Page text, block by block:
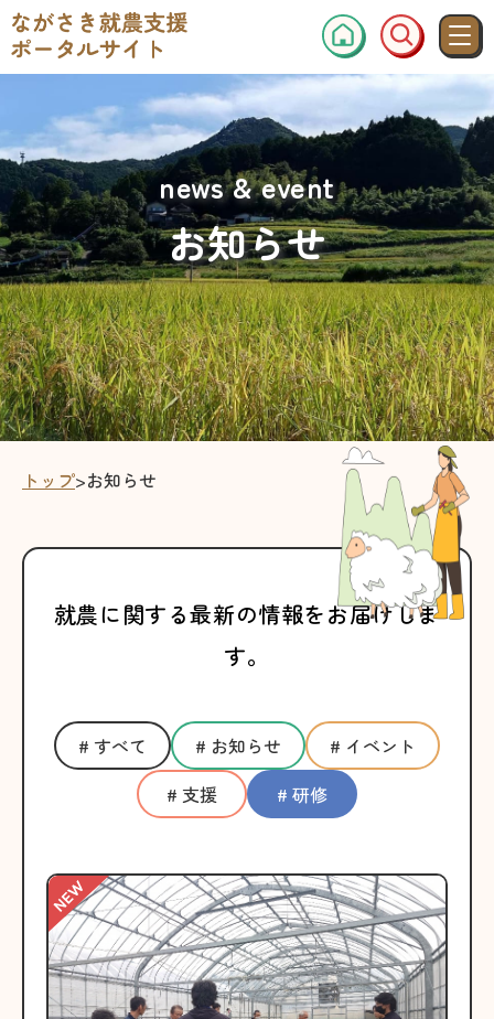
news & event
お知らせ
トップ>お知らせ
就農に関する最新の情報をお届けしま
す。
# すべて # お知らせ
# イベント
# 支援
# 研修